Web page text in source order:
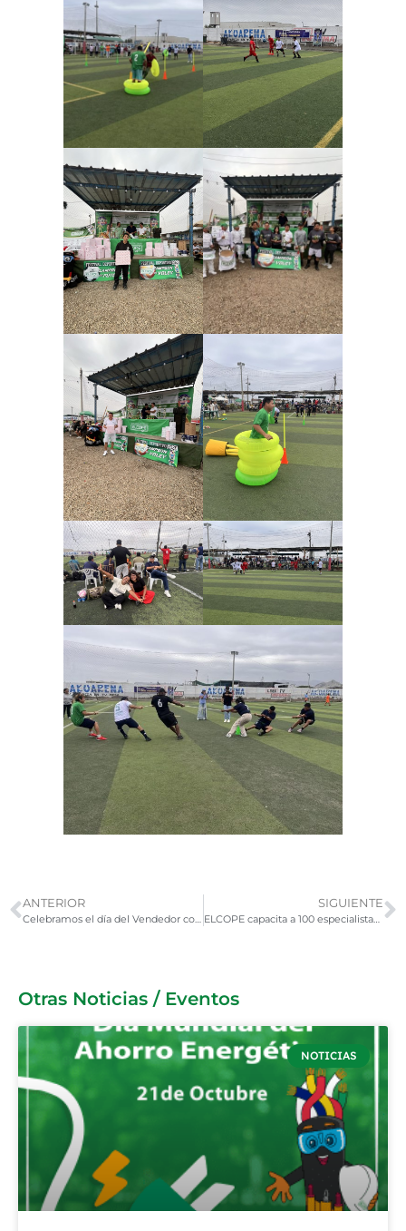
ANTERIOR
Celebramos el día del Vendedor con metas alcanzadas
SIGUIENTE
ELCOPE capacita a 100 especialistas eléctricos en Sodimac Piura
Otras Noticias / Eventos
NOTICIAS